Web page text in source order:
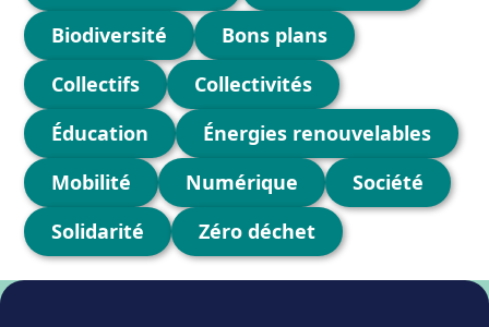
Biodiversité
Bons plans
Collectifs
Collectivités
Éducation
Énergies renouvelables
Mobilité
Numérique
Société
Solidarité
Zéro déchet